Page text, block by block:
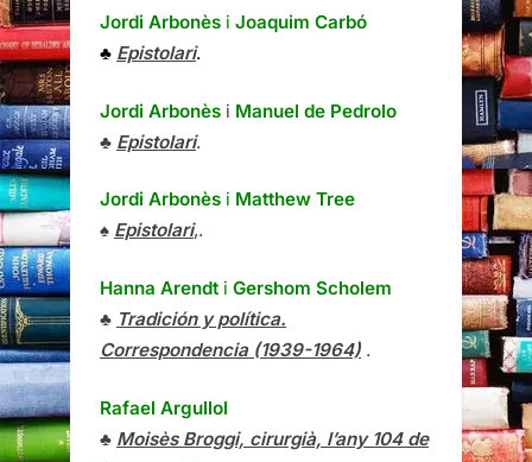
Jordi Arbonès i Joaquim Carbó
♣ Epistolari.
Jordi Arbonès i Manuel de Pedrolo
♣ Epistolari.
Jordi Arbonès i Matthew Tree
♠ Epistolari,.
Hanna Arendt i Gershom Scholem
♣ Tradición y política.
Correspondencia (1939-1964) .
Rafael Argullol
♣ Moisès Broggi, cirurgià, l’any 104 de